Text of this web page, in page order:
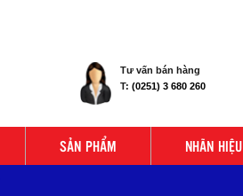
Tư vấn bán hàng
T: (0251) 3 680 260
SẢN PHẨM NHÃN HIỆU